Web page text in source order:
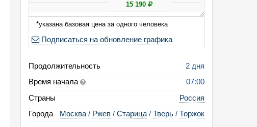
15 190
19.09.26Сб- 20.09Вс
14 990
15 190
есть
10.10.26Сб- 11.10Вс 14 990
21.11.26
есть
02.01.27
- 03.01
03.01.27
есть
05.01.27 Вт - 06.01 Ср
14 990 есть
*указана базовая цена за одного человека
Подписаться на обновление графика
Продолжительность
2 дня
Время начала
07:00
Страны
Россия
Города
Москва / Ржев / Старица / Тверь / Торжок